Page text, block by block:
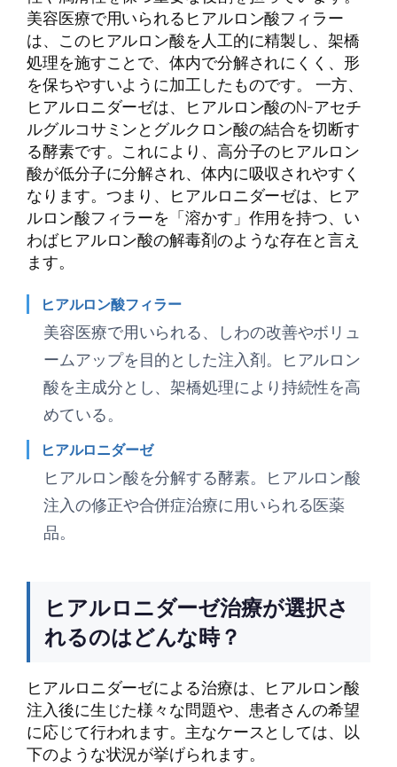
美容医療で用いられるヒアルロン酸フィラー
は、このヒアルロン酸を人工的に精製し、架橋
処理を施すことで、体内で分解されにくく、形
を保ちやすいように加工したものです。 一方、
ヒアルロニダーゼは、ヒアルロン酸のN-アセチ
ルグルコサミンとグルクロン酸の結合を切断す
る酵素です。これにより、高分子のヒアルロン
酸が低分子に分解され、体内に吸収されやすく
なります。つまり、ヒアルロニダーゼは、ヒア
ルロン酸フィラーを「溶かす」作用を持つ、い
わばヒアルロン酸の解毒剤のような存在と言え
ます。
ヒアルロン酸フィラー
美容医療で用いられる、しわの改善やボリュ
ームアップを目的とした注入剤。ヒアルロン
酸を主成分とし、架橋処理により持続性を高
めている。
ヒアルロニダーゼ
ヒアルロン酸を分解する酵素。ヒアルロン酸
注入の修正や合併症治療に用いられる医薬
品。
ヒアルロニダーゼ治療が選択さ
れるのはどんな時？
ヒアルロニダーゼによる治療は、ヒアルロン酸
注入後に生じた様々な問題や、患者さんの希望
に応じて行われます。主なケースとしては、以
下のような状況が挙げられます。